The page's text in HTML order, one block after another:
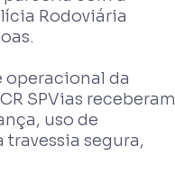
Rodoviária
operacional da
SPVias receberam
uso de
segura,